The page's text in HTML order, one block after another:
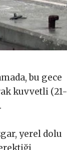
bu gece
kuvvetli (21-
yerel dolu